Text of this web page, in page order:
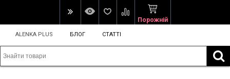
Порожній
ALENKA PLUS БЛОГ СТАТТІ